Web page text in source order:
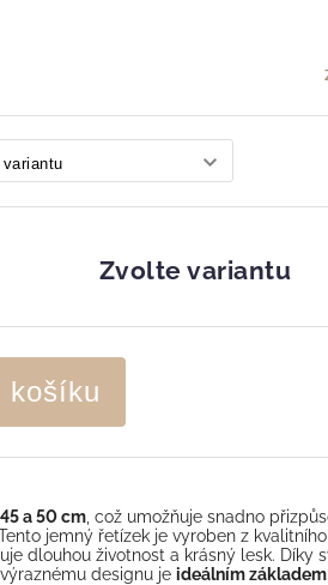
Zvolte variantu
košíku
45 a 50 cm , což umožňuje snadno
jemný řetízek je vyroben z kvalitního
dlouhou životnost a krásný lesk. Díky
designu je ideálním